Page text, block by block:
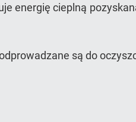
energię cieplną
są do